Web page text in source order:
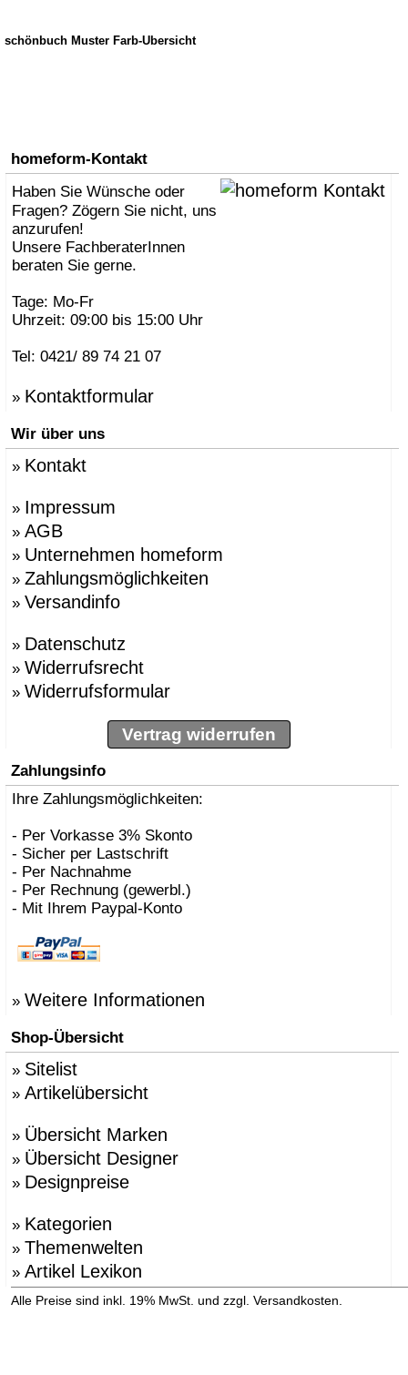
schönbuch Muster Farb-Übersicht
homeform-Kontakt
Haben Sie Wünsche oder
Fragen? Zögern Sie nicht, uns
anzurufen!
Unsere FachberaterInnen
beraten Sie gerne.
Tage: Mo-Fr
Uhrzeit: 09:00 bis 15:00 Uhr
Tel: 0421/ 89 74 21 07
» Kontaktformular
Wir über uns
» Kontakt
» Impressum
» AGB
» Unternehmen homeform
» Zahlungsmöglichkeiten
» Versandinfo
» Datenschutz
» Widerrufsrecht
» Widerrufsformular
Vertrag widerrufen
Zahlungsinfo
Ihre Zahlungsmöglichkeiten:
- Per Vorkasse 3% Skonto
- Sicher per Lastschrift
- Per Nachnahme
- Per Rechnung (gewerbl.)
- Mit Ihrem Paypal-Konto
» Weitere Informationen
Shop-Übersicht
» Sitelist
» Artikelübersicht
» Übersicht Marken
» Übersicht Designer
» Designpreise
» Kategorien
» Themenwelten
» Artikel Lexikon
Alle Preise sind inkl. 19% MwSt. und zzgl. Versandkosten.